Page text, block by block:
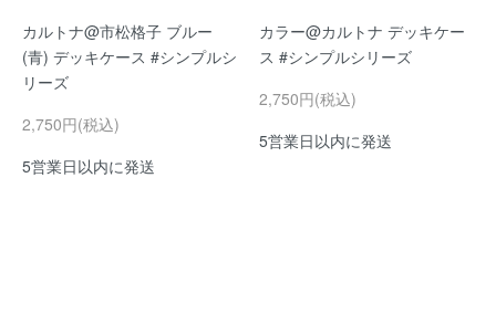
カルトナ@市松格子 ブルー
(青) デッキケース #シンプルシ
リーズ
2,750円(税込)
5営業日以内に発送
カラー@カルトナ デッキケー
ス #シンプルシリーズ
2,750円(税込)
5営業日以内に発送